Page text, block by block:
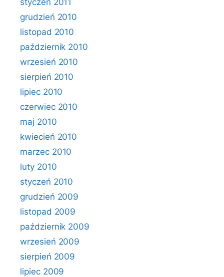
styczeń 2011
grudzień 2010
listopad 2010
październik 2010
wrzesień 2010
sierpień 2010
lipiec 2010
czerwiec 2010
maj 2010
kwiecień 2010
marzec 2010
luty 2010
styczeń 2010
grudzień 2009
listopad 2009
październik 2009
wrzesień 2009
sierpień 2009
lipiec 2009